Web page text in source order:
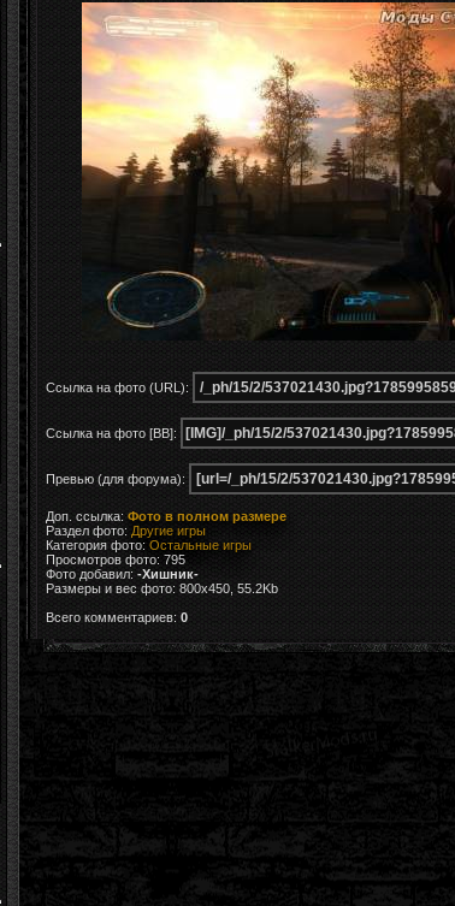
Ссылка на фото (URL):
Ссылка на фото [BB]:
Превью (для форума):
Доп. ссылка: Фото в полном размере
Раздел фото: Другие игры
Категория фото: Остальные игры
Просмотров фото: 795
Фото добавил: -Хишник-
Размеры и вес фото: 800x450, 55.2Kb
Всего комментариев: 0